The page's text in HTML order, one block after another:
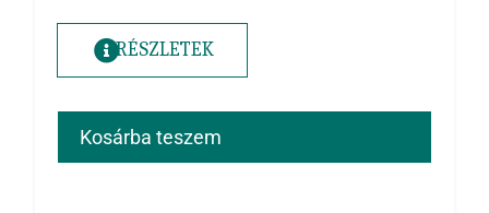
RÉSZLETEK
Kosárba teszem